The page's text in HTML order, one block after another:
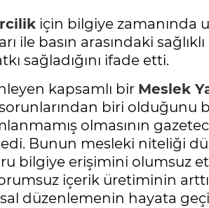
için bilgiye zamanında
ile basın arasındaki
sağladığını ifade etti.
kapsamlı bir Meslek
biri olduğunu
olmasının
Bunun mesleki niteliği
bilgiye erişimini olumsuz
içerik üretiminin
düzenlemenin hayata